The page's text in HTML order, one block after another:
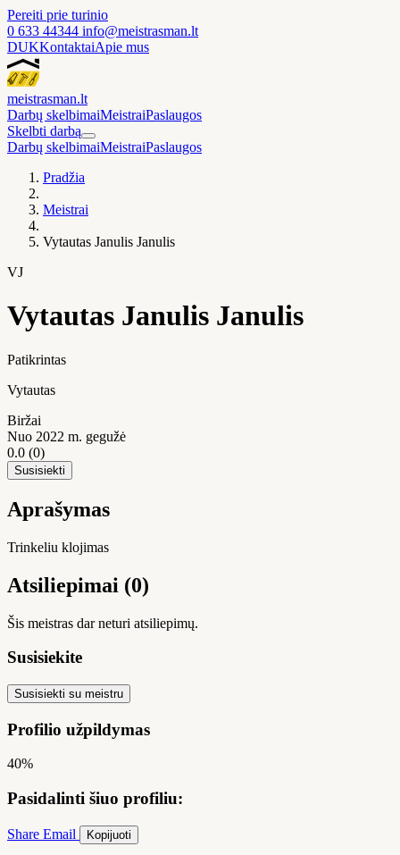
Pereiti prie turinio
0 633 44344 info@meistrasman.lt
DUKKontaktaiApie mus
meistrasman.lt
Darbų skelbimaiMeistraiPaslaugos
Skelbti darbą
Darbų skelbimaiMeistraiPaslaugos
Pradžia
Meistrai
Vytautas Janulis Janulis
VJ
Vytautas Janulis Janulis
Patikrintas
Vytautas
Biržai
Nuo 2022 m. gegužė
0.0 (0)
Susisiekti
Aprašymas
Trinkeliu klojimas
Atsiliepimai (0)
Šis meistras dar neturi atsiliepimų.
Susisiekite
Susisiekti su meistru
Profilio užpildymas
40%
Pasidalinti šiuo profiliu:
Share Email Kopijuoti